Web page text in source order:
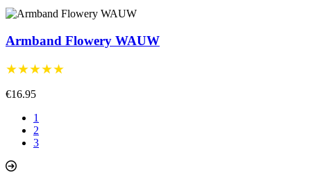
Armband Flowery WAUW
★★★★★
€16.95
1
2
3